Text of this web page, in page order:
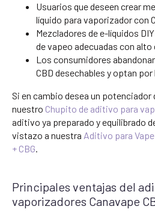
Usuarios que deseen crear
líquido para vaporizador con
Mezcladores de e-líquidos
de vapeo adecuadas con alto
Los consumidores
CBD desechables y optan
Si en cambio desea un potenciador
nuestro Chupito de aditivo para
aditivo ya preparado y equilibrado
vistazo a nuestra Aditivo para
+ CBG.
Principales ventajas del
vaporizadores Canavape